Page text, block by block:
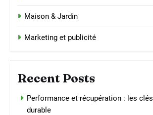
Maison & Jardin
Marketing et publicité
Recent Posts
Performance et récupération : les clés
durable